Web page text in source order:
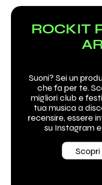
ROCKIT
Suoni? Sei un
che fa per te.
migliori club e
tua musica a
recensire, essere
su Instagram